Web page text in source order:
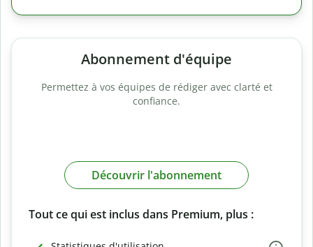
Abonnement d'équipe
Permettez à vos équipes de rédiger avec clarté et
confiance.
Découvrir l'abonnement
Tout ce qui est inclus dans Premium, plus :